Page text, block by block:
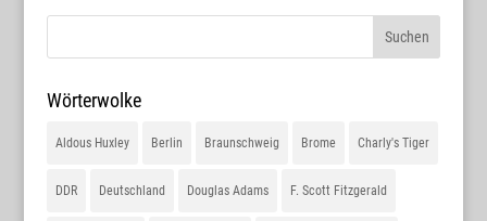
Wörterwolke
Aldous Huxley Berlin Braunschweig Brome Charly's Tiger
DDR Deutschland Douglas Adams F. Scott Fitzgerald